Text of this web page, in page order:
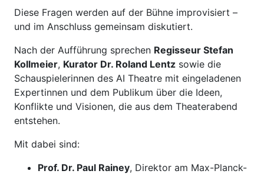
Diese Fragen werden auf der Bühne improvisiert –
und im Anschluss gemeinsam diskutiert.
Nach der Aufführung sprechen Regisseur Stefan
Kollmeier, Kurator Dr. Roland Lentz sowie die
Schauspielerinnen des AI Theatre mit eingeladenen
Expertinnen und dem Publikum über die Ideen,
Konflikte und Visionen, die aus dem Theaterabend
entstehen.
Mit dabei sind:
Prof. Dr. Paul Rainey, Direktor am Max-Planck-